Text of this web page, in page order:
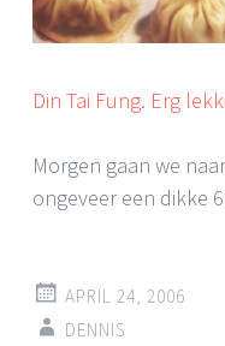
Din Tai Fung. Erg
Morgen gaan we
ongeveer een dikke
APRIL 24, 2006
DENNIS